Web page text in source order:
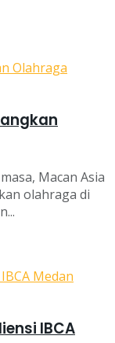
Macan Asia
olahraga di
IBCA